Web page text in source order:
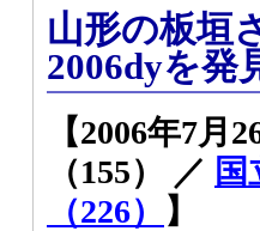
山形の板垣
2006dyを発
【2006年7
（155） ／
（226）
】